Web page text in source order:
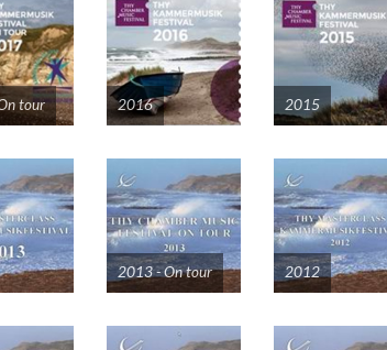
tour 2016 2015
2013 - On tour 2012